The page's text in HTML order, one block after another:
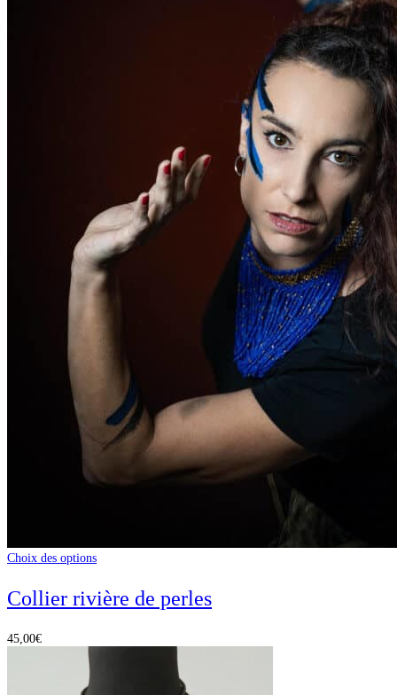
Choix des options
Collier rivière de perles
45,00€